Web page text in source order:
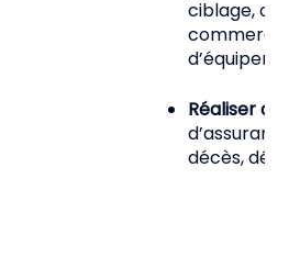
ciblage,
Réaliser
décès,